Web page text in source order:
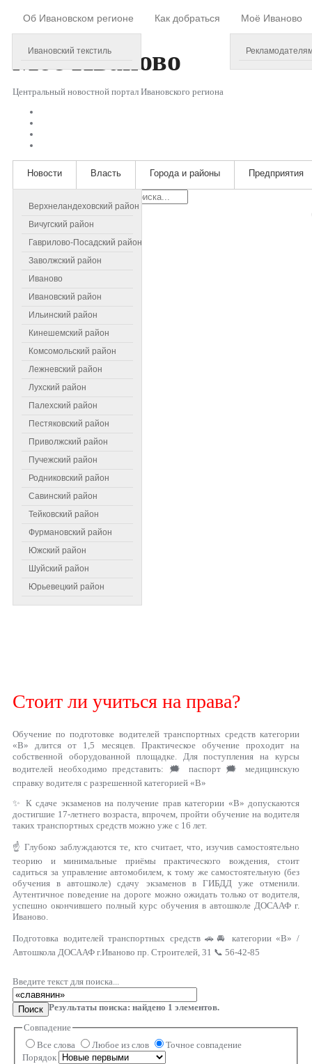
Об Ивановском регионе
Ивановский текстиль
Как добраться Моё Иваново
МоёИваново
Центральный новостной портал Ивановского региона
Новости
Верхнеландеховский район
Вичугский район
Гаврилово-Посадский район
Заволжский район
Иваново
Ивановский район
Ильинский район
Кинешемский район
Комсомольский район
Лежневский район
Лухский район
Палехский район
Пестяковский район
Приволжский район
Пучежский район
Родниковский район
Савинский район
Тейковский район
Фурмановский район
Южский район
Шуйский район
Юрьевецкий район
Власть Города и районы Предприятия
Самое читаемое
Стоит ли учиться на права?
Обучение по подготовке водителей транспортных средств категории
«B» длится от 1,5 месяцев. Практическое обучение проходит на
собственной оборудованной площадке. Для поступления на курсы
водителей необходимо представить: 🗯 паспорт 🗯 медицинскую
справку водителя с разрешенной категорией «В»
✨ К сдаче экзаменов на получение прав категории «В» допускаются
достигшие 17-летнего возраста, впрочем, пройти обучение на водителя
таких транспортных средств можно уже с 16 лет.
☝ Глубоко заблуждаются те, кто считает, что, изучив самостоятельно
теорию и минимальные приёмы практического вождения, стоит
садиться за управление автомобилем, к тому же самостоятельную (без
обучения в автошколе) сдачу экзаменов в ГИБДД уже отменили.
Аутентичное поведение на дороге можно ожидать только от водителя,
успешно окончившего полный курс обучения в автошколе ДОСААФ г.
Иваново.
Подготовка водителей транспортных средств 🚗🚘 категории «В» /
Автошкола ДОСААФ г.Иваново пр. Строителей, 31 📞 56-42-85
Введите текст для поиска...
Поиск Результаты поиска: найдено 1 элементов.
Совпадение
Все слова
Любое из слов
Точное совпадение
Порядок